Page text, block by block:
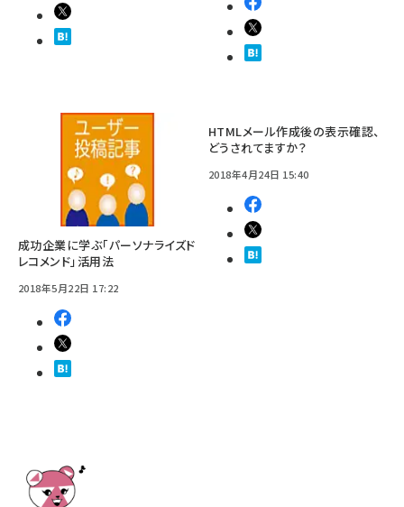
成功企業に学ぶ「パーソナライズド
レコメンド」活用法
2018年5月22日 17:22
HTMLメール作成後の表示確認、
どうされてますか？
2018年4月24日 15:40